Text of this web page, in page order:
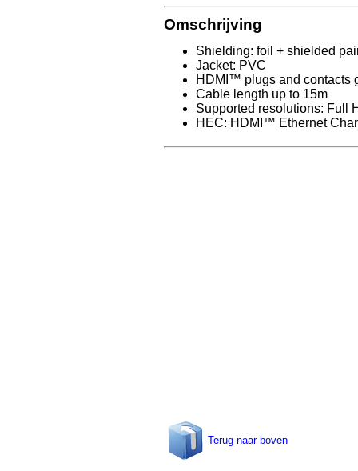
Omschrijving
Shielding: foil + shielded
Jacket: PVC
HDMI™ plugs and contacts
Cable length up to 15m
Supported resolutions: Full
HEC: HDMI™ Ethernet
Terug naar boven